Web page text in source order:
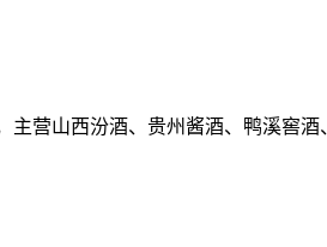
营山西汾酒、贵州酱酒、鸭溪窖